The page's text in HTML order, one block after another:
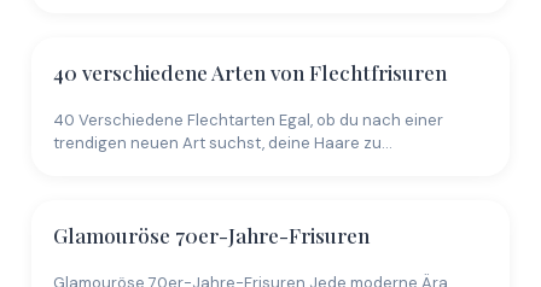
40 verschiedene Arten von Flechtfrisuren
40 Verschiedene Flechtarten Egal, ob du nach einer
trendigen neuen Art suchst, deine Haare zu…
Glamouröse 70er-Jahre-Frisuren
Glamouröse 70er-Jahre-Frisuren Jede moderne Ära